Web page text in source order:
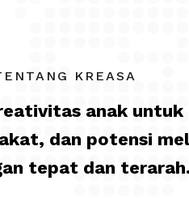
KREASA
anak untuk
dan potensi
tepat dan terarah.